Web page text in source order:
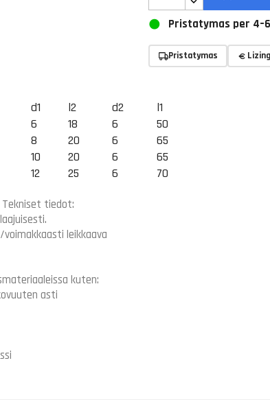
Pristatymas per
Pristatymas
d1 l2 d2
l1
6 18 6
50
8 20 6
65
10 20 6
65
12 25 6 70
tiedot:
leikkaava
kuten:
asti